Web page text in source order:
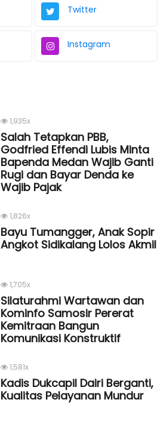
Twitter
Instagram
1,935x
Salah Tetapkan PBB,
Godfried Effendi Lubis Minta
Bapenda Medan Wajib Ganti
Rugi dan Bayar Denda ke
Wajib Pajak
1,826x
Bayu Tumangger, Anak Sopir
Angkot Sidikalang Lolos Akmil
1,705x
Silaturahmi Wartawan dan
Kominfo Samosir Pererat
Kemitraan Bangun
Komunikasi Konstruktif
1,581x
Kadis Dukcapil Dairi Berganti,
Kualitas Pelayanan Mundur